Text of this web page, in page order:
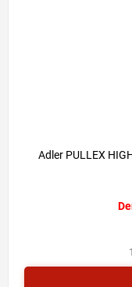
Adler PULLEX